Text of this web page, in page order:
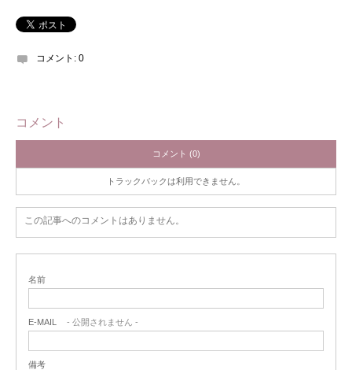
コメント: 0
コメント
コメント (0)
トラックバックは利用できません。
この記事へのコメントはありません。
名前
E-MAIL - 公開されません -
備考